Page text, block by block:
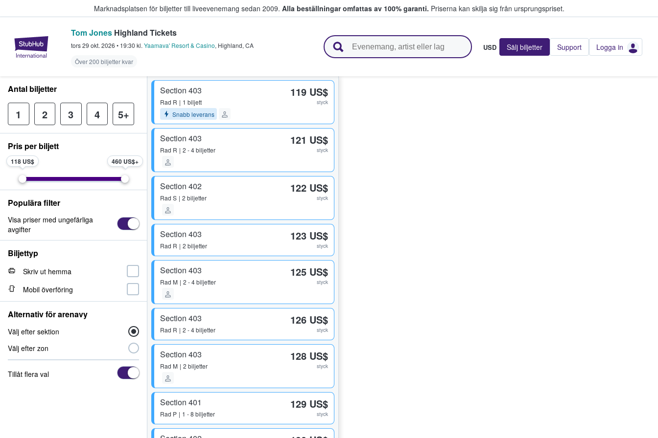
Marknadsplatsen för biljetter till liveevenemang sedan 2009. Alla beställningar omfattas av 100% garanti. Priserna kan skilja sig från ursprungspriset.
StubHub – där fans köper och säljer biljetter.
Tom Jones Highland Tickets
tors 29 okt. 2026 • 19:30 kl. Yaamava' Resort & Casino, Highland, CA
Över 200 biljetter kvar
USD Sälj biljetter Support Logga in
Section 403
Rad R
1 biljett
Snabb leverans
119 US$
styck
Section 403
Rad R 2 - 4 biljetter
121 US$
styck
Section 402
Rad S 2 biljetter
122 US$
styck
Section 403
Rad R 2 biljetter
123 US$
styck
Section 403
Rad M 2 - 4 biljetter
125 US$
styck
Section 403
Rad R 2 - 4 biljetter
126 US$
styck
Section 403
Rad M 2 biljetter
128 US$
styck
Section 401
Rad P 1 - 8 biljetter
129 US$
styck
Antal biljetter
1 2 3 4 5+
Pris per biljett
118 US$ 460 US$
Populära filter
Visa priser med ungefärliga
avgifter
Biljettyp
Skriv ut hemma
Mobil överföring
Alternativ för arenavy
Välj efter sektion
Välj efter zon
Tillåt flera val